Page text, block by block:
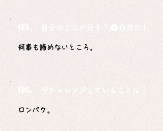
Q5. 自分のどこが好き？
何事も諦めないところ。
Q6. 今チャレンジしていることは？
ロンバク。